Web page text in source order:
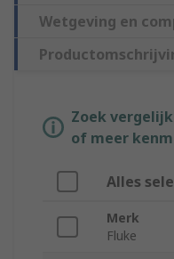
Wetgeving en
Zoek
of meer
Alles
Merk
Fluke